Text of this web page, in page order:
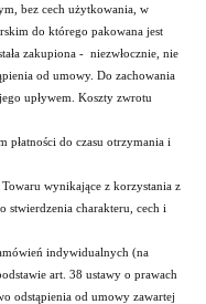
bez cech użytkowania, w
do którego pakowana jest
zakupiona - niezwłocznie, nie
od umowy. Do zachowania
upływem. Koszty zwrotu
płatności do czasu otrzymania i
wynikające z korzystania z
stwierdzenia charakteru, cech i
indywidualnych (na
art. 38 ustawy o prawach
odstąpienia od umowy zawartej